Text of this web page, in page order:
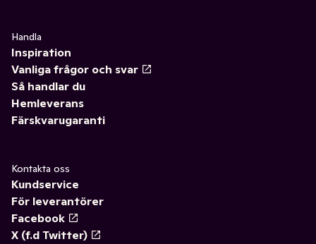
Handla
Inspiration
Vanliga frågor och svar
Så handlar du
Hemleverans
Färskvarugaranti
Kontakta oss
Kundservice
För leverantörer
Facebook
X (f.d Twitter)